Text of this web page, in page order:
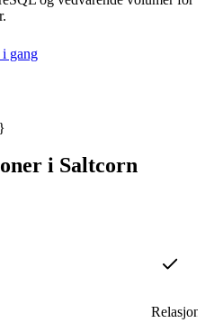
gang
i Saltcorn